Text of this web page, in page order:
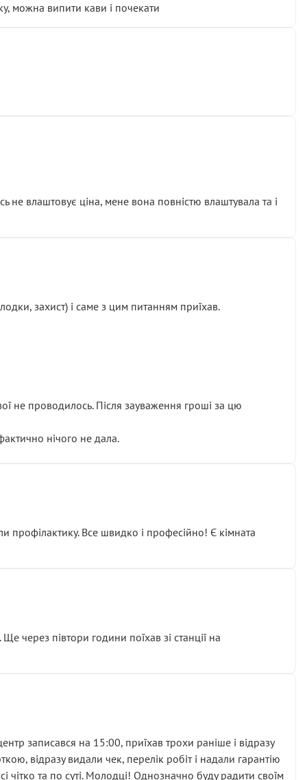
можна випити кави і почекати
влаштовує ціна, мене вона повністю влаштувала та і
захист) і саме з цим питанням приїхав.
не проводилось. Після зауваження гроші за цю
нічого не дала.
профілактику. Все швидко і професійно! Є кімната
через півтори години поїхав зі станції на
записався на 15:00, приїхав трохи раніше і відразу
відразу видали чек, перелік робіт і надали гарантію
та по суті. Молодці! Однозначно буду радити своїм